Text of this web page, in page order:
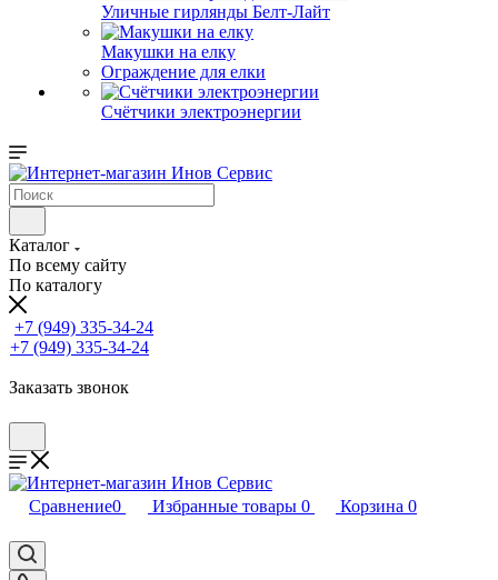
Уличные гирлянды Белт-Лайт
Макушки на елку
Ограждение для елки
Счётчики электроэнергии
Каталог
По всему сайту
По каталогу
+7 (949) 335-34-24
+7 (949) 335-34-24
Заказать звонок
Сравнение0 Избранные товары 0 Корзина 0